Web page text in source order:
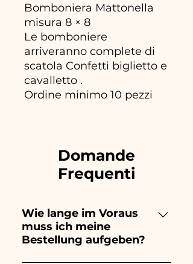
Bomboniera Mattonella
misura 8 × 8
Le bomboniere
arriveranno complete di
scatola Confetti biglietto e
cavalletto .
Ordine minimo 10 pezzi
Domande
Frequenti
Wie lange im Voraus
muss ich meine
Bestellung aufgeben?